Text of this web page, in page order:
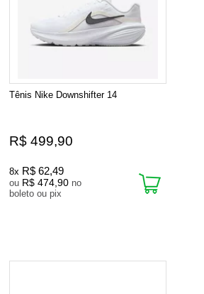
Tênis Nike Downshifter 14
R$ 499,90
8x R$ 62,49
ou R$ 474,90 no
boleto ou pix